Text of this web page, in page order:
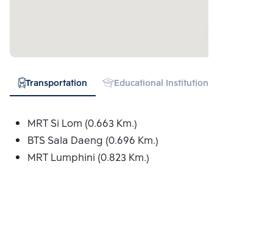
Transportation Educational Institution
MRT Si Lom (0.663 Km.)
BTS Sala Daeng (0.696 Km.)
MRT Lumphini (0.823 Km.)